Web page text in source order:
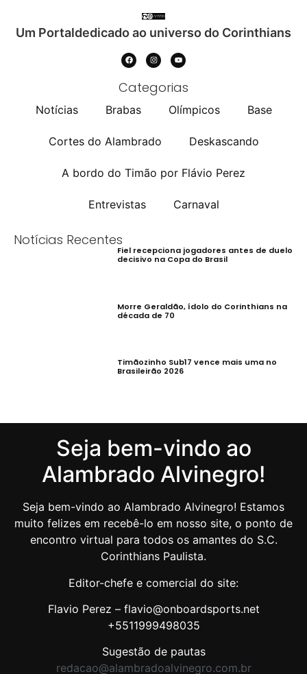
Um Portaldedicado ao universo do Corinthians
Categorias
Notícias Brabas Olímpicos Base
Cortes do Alambrado Deskascando
A bordo do Timão por Flávio Perez
Entrevistas Carnaval
Notícias Recentes
Fiel recepciona jogadores antes de duelo
decisivo na Copa do Brasil
Morre Geraldão, ídolo do Corinthians na
década de 70
Timãozinho Sub17 vence mais uma no
Brasileirão 2026
Seja bem-vindo ao
Alambrado Alvinegro!
Seja bem-vindo ao Alambrado Alvinegro! Estamos
muito felizes em recebê-lo em nosso site, o ponto de
encontro virtual para todos os amantes do S.C.
Corinthians Paulista.
Editor-chefe e comercial do site:
Flavio Perez – flavio@onboardsports.net
+5511999498035
Sugestão de pautas
redacao@alambradoalvinegro.com.br